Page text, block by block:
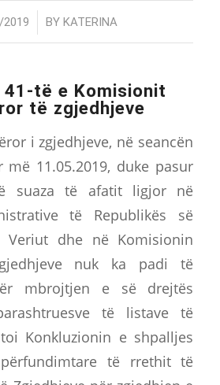
BY KATERINA
41-të e Komisionit
të zgjedhjeve
i zgjedhjeve, në seancën
më 11.05.2019, duke pasur
suaza të afatit ligjor në
të Republikës së
Veriut dhe në Komisionin
nuk ka padi të
mbrojtjen e së drejtës
të listave të
Konkluzionin e shpalljes
të rrethit të